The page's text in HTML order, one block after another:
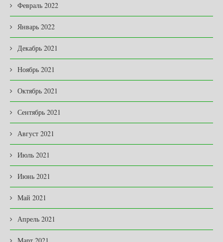
Февраль 2022
Январь 2022
Декабрь 2021
Ноябрь 2021
Октябрь 2021
Сентябрь 2021
Август 2021
Июль 2021
Июнь 2021
Май 2021
Апрель 2021